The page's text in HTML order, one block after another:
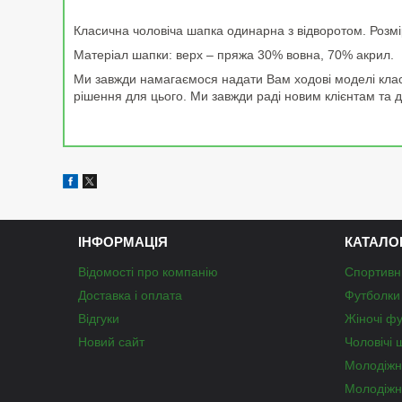
Класична чоловіча шапка одинарна з відворотом.
Матеріал шапки: верх – пряжа 30% вовна, 70% акрил.
Ми завжди намагаємося надати Вам ходові моделі
рішення для цього. Ми завжди раді новим клієнтам та
ІНФОРМАЦІЯ
Відомості про компанію
Доставка і оплата
Відгуки
Новий сайт
Жіночі
Чоловічі